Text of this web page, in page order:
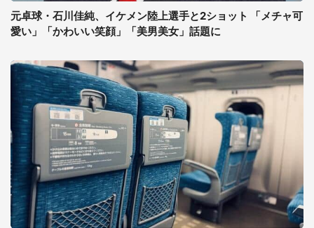
元卓球・石川佳純、イケメン陸上選手と2ショット 「メチャ可
愛い」「かわいい笑顔」「美男美女」話題に